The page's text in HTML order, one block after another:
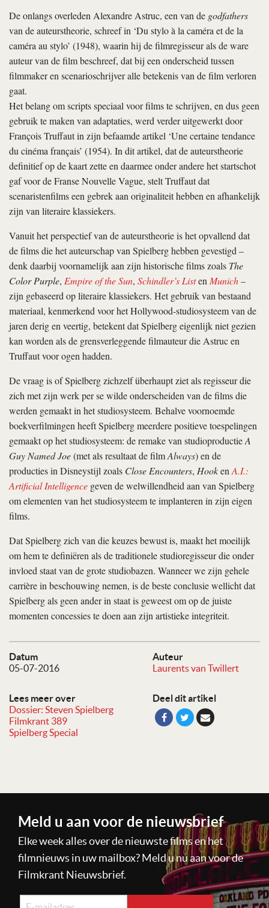
Datum
05-07-2016
Auteur
Laurents van Twillert
Lees meer over
Dossier: Steven Spielberg
Filmkrant 389
Spielberg Special
Deel dit artikel
De onlangs overleden Alexandre Astruc, een van de godfathers
van de auteurstheorie, schreef in ‘Du stylo à la caméra et de la
caméra au stylo’ (1948), waarin hij de filmregisseur als de ware
auteur van de film beschreef, dat bij een onderscheid tussen
filmmaker en scenarioschrijver alle betekenis van de film verloren
gaat.
Het belang om scripts speciaal voor films te schrijven, en dus geen
gebruik te maken van adaptaties, werd verder uitgewerkt door
François Truffaut in zijn befaamde artikel ‘Une certaine tendance
du cinéma français’ (1954). In dit artikel, dat de auteurstheorie
definitief op de kaart zette en daarmee onder andere het startschot
gaf voor de Franse Nouvelle Vague, stelt Truffaut dat
scenaristenfilms een gebrek aan originaliteit hebben en afhankelijk
zijn van literaire klassiekers.
Vanuit het perspectief van de auteurstheorie is het opvallend dat
de films die het auteurschap van Spielberg hebben gevestigd –
denk daarbij voornamelijk aan zijn historische films zoals The
Color Purple, Empire of the Sun, Schindler’s ListenMunich–
zijn gebaseerd op literaire klassiekers. Het gebruik van bestaand
materiaal, kenmerkend voor het Hollywood-studiosysteem van de
jaren derig en veertig, betekent dat Spielberg eigenlijk niet gezien
kan worden als de grensverleggende filmauteur die Astruc en
Truffaut voor ogen hadden.
De vraag is of Spielberg zichzelf überhaupt ziet als regisseur die
zich met zijn werk per se wilde onderscheiden van de films die
werden gemaakt in het studiosysteem. Behalve voornoemde
boekverfilmingen heeft Spielberg meerdere positieve toespelingen
gemaakt op het studiosysteem: de remake van studioproductieA
Guy Named Joe(met als resultaat de filmAlways) en de
producties in Disneystijl zoals Close Encounters, HookenA.I.:
Artificial Intelligence geven de welwillendheid aan van Spielberg
om elementen van het studiosysteem te implanteren in zijn eigen
films.
Dat Spielberg zich van die keuzes bewust is, maakt het moeilijk
om hem te definiëren als de traditionele studioregisseur die onder
invloed staat van de grote studiobazen. Wanneer we zijn gehele
carrière in beschouwing nemen, is de beste conclusie wellicht dat
Spielberg als geen ander in staat is geweest om op de juiste
momenten concessies te doen aan zijn artistieke integriteit.
Meld u aan voor de nieuwsbrief
Elke week alles over de nieuwste films en het
filmnieuws in uw mailbox? Meld u nu aan voor de
Filmkrant Nieuwsbrief.